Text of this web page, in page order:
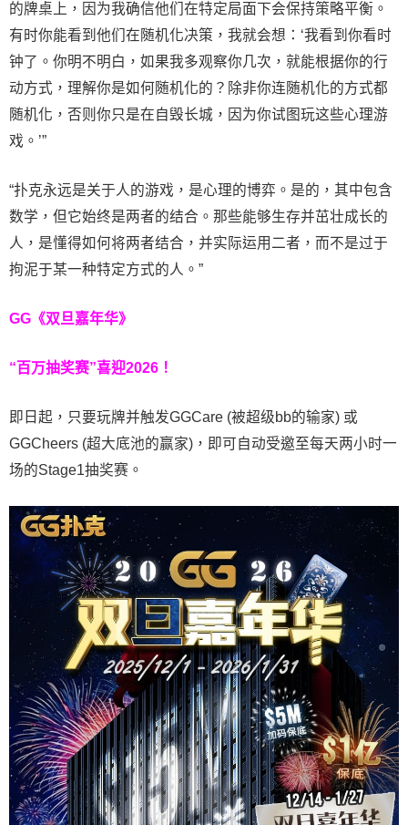
的牌桌上，因为我确信他们在特定局面下会保持策略平衡。
有时你能看到他们在随机化决策，我就会想：‘我看到你看时
钟了。你明不明白，如果我多观察你几次，就能根据你的行
动方式，理解你是如何随机化的？除非你连随机化的方式都
随机化，否则你只是在自毁长城，因为你试图玩这些心理游
戏。’”
“扑克永远是关于人的游戏，是心理的博弈。是的，其中包含
数学，但它始终是两者的结合。那些能够生存并茁壮成长的
人，是懂得如何将两者结合，并实际运用二者，而不是过于
拘泥于某一种特定方式的人。”
GG《双旦嘉年华》
“百万抽奖赛”喜迎2026！
即日起，只要玩牌并触发GGCare (被超级bb的输家) 或
GGCheers (超大底池的赢家)，即可自动受邀至每天两小时一
场的Stage1抽奖赛。